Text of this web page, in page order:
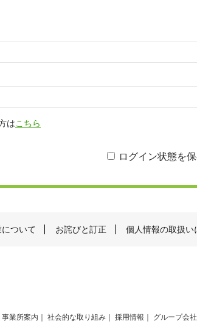
はこちら
ログイン状態を
ついて お詫びと訂正 個人情報の取扱い
事業所案内 社会的な取り組み 採用情報 グループ会社